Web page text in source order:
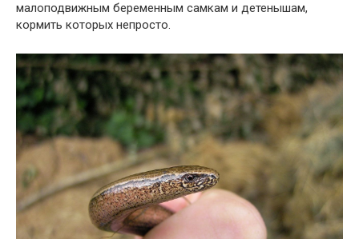
малоподвижным беременным самкам и детенышам,
кормить которых непросто.